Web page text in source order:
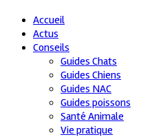
Accueil
Actus
Conseils
Guides Chats
Guides Chiens
Guides NAC
Guides poissons
Santé Animale
Vie pratique